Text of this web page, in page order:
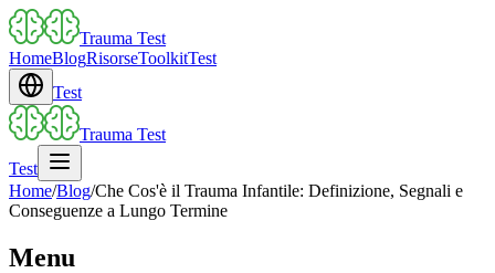
Trauma Test
HomeBlogRisorseToolkitTest
Test
Trauma Test
Test
Home/Blog/Che Cos'è il Trauma Infantile: Definizione, Segnali e
Conseguenze a Lungo Termine
Menu